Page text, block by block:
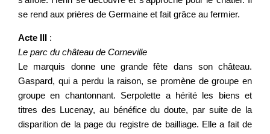
se rend aux prières de Germaine et fait grâce au fermier.
Acte III :
Le parc du château de Corneville
Le marquis donne une grande fête dans son château.
Gaspard, qui a perdu la raison, se promène de groupe en
groupe en chantonnant. Serpolette a hérité les biens et
titres des Lucenay, au bénéfice du doute, par suite de la
disparition de la page du registre de bailliage. Elle a fait de